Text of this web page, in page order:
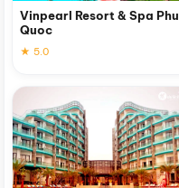
Vinpearl Resort & Spa Phu
Quoc
★ 5.0